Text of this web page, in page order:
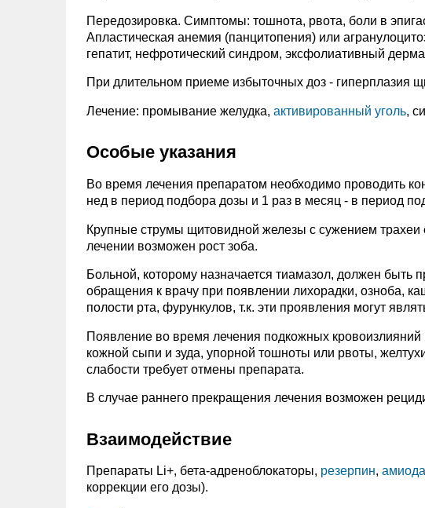
Передозировка. Симптомы: тошнота, рвота, боли в
Апластическая анемия (панцитопения) или
гепатит, нефротический синдром, эксфолиативный
При длительном приеме избыточных доз - гиперплазия
Лечение: промывание желудка, активированный уголь,
Особые указания
Во время лечения препаратом необходимо проводить
нед в период подбора дозы и 1 раз в месяц - в период
Крупные струмы щитовидной железы с сужением трахеи
лечении возможен рост зоба.
Больной, которому назначается тиамазол, должен быть
обращения к врачу при появлении лихорадки, озноба,
полости рта, фурункулов, т.к. эти проявления могут
Появление во время лечения подкожных кровоизлияний
кожной сыпи и зуда, упорной тошноты или рвоты,
слабости требует отмены препарата.
В случае раннего прекращения лечения возможен
Взаимодействие
Препараты Li+, бета-адреноблокаторы, резерпин,
коррекции его дозы).